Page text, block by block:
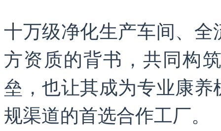
十万级净化生产车间、
方资质的背书，共同构
垒，也让其成为专业康
规渠道的首选合作工厂。